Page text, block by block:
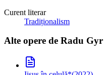
Curent literar
Tradiționalism
Alte opere de Radu Gyr